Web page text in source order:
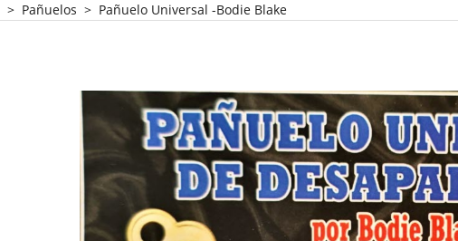
> Pañuelos > Pañuelo Universal -Bodie Blake